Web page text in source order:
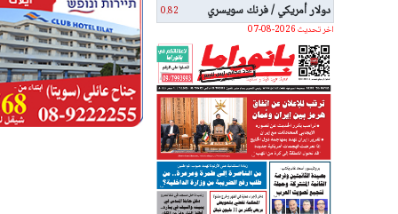
دولار أمريكي / فرنك سويسري
0.82
اخر تحديث 2026-08-07